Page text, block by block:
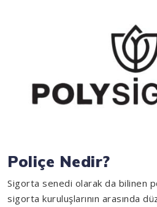
Poliçe Nedir?
Sigorta senedi olarak da bilinen
sigorta kuruluşlarının arasında